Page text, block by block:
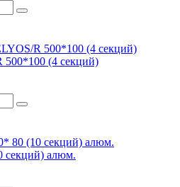
500*100 (4 секций)
секций) алюм.